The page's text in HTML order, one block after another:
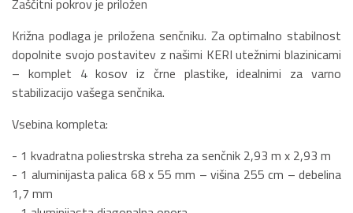
Križna podlaga je priložena senčniku. Za optimalno stabilnost
dopolnite svojo postavitev z našimi KERI utežnimi blazinicami
– komplet 4 kosov iz črne plastike, idealnimi za varno
stabilizacijo vašega senčnika.
Vsebina kompleta:
- 1 kvadratna poliestrska streha za senčnik 2,93 m x 2,93 m
- 1 aluminijasta palica 68 x 55 mm – višina 255 cm – debelina
1,7 mm